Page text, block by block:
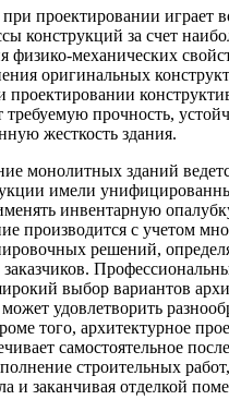
проектировании играет
конструкций за счет
физико-механических
оригинальных
проектировании
требуемую прочность,
жесткость здания.
монолитных зданий
имели
инвентарную
производится с учетом
решений,
выбор вариантов
удовлетворить
того, архитектурное
самостоятельное
строительных
и заканчивая отделкой